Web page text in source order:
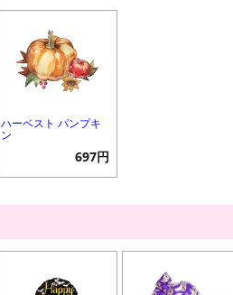
ハーベスト パンプキ
ン
697円